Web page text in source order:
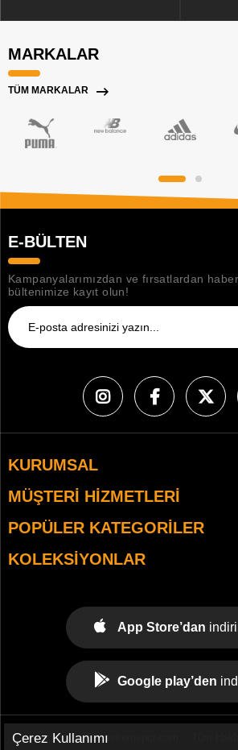
MARKALAR
TÜM MARKALAR
E-BÜLTEN
Kampanyalarımızdan ve fırsatlardan
bültenimize kayıt olun!
KURUMSAL
MÜŞTERI HIZMETLERI
POPÜLER KATEGORILER
KOLEKSIYONLAR
App Store’dan
Google play’den
© 2021 tekemspor.com. - Tüm
Çerez Kullanımı